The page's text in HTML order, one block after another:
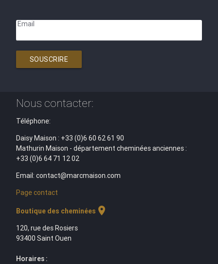
Email
SOUSCRIRE
Nous contacter:
Téléphone:
Daisy Maison : +33 (0)6 60 62 61 90
Mathurin Maison - département cheminées anciennes :
+33 (0)6 64 71 12 02
Email: contact@marcmaison.com
Page contact
Boutique des cheminées location_on
120, rue des Rosiers
93400 Saint Ouen
Horaires :